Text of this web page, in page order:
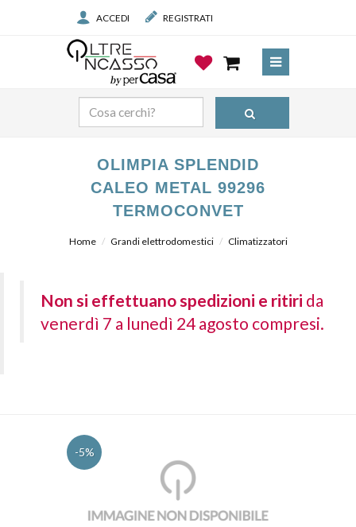
ACCEDI REGISTRATI
OLIMPIA SPLENDID
CALEO METAL 99296
TERMOCONVET
Home Grandi elettrodomestici Climatizzatori
Non si effettuano spedizioni e ritiri da
venerdì 7 a lunedì 24 agosto compresi.
-5%